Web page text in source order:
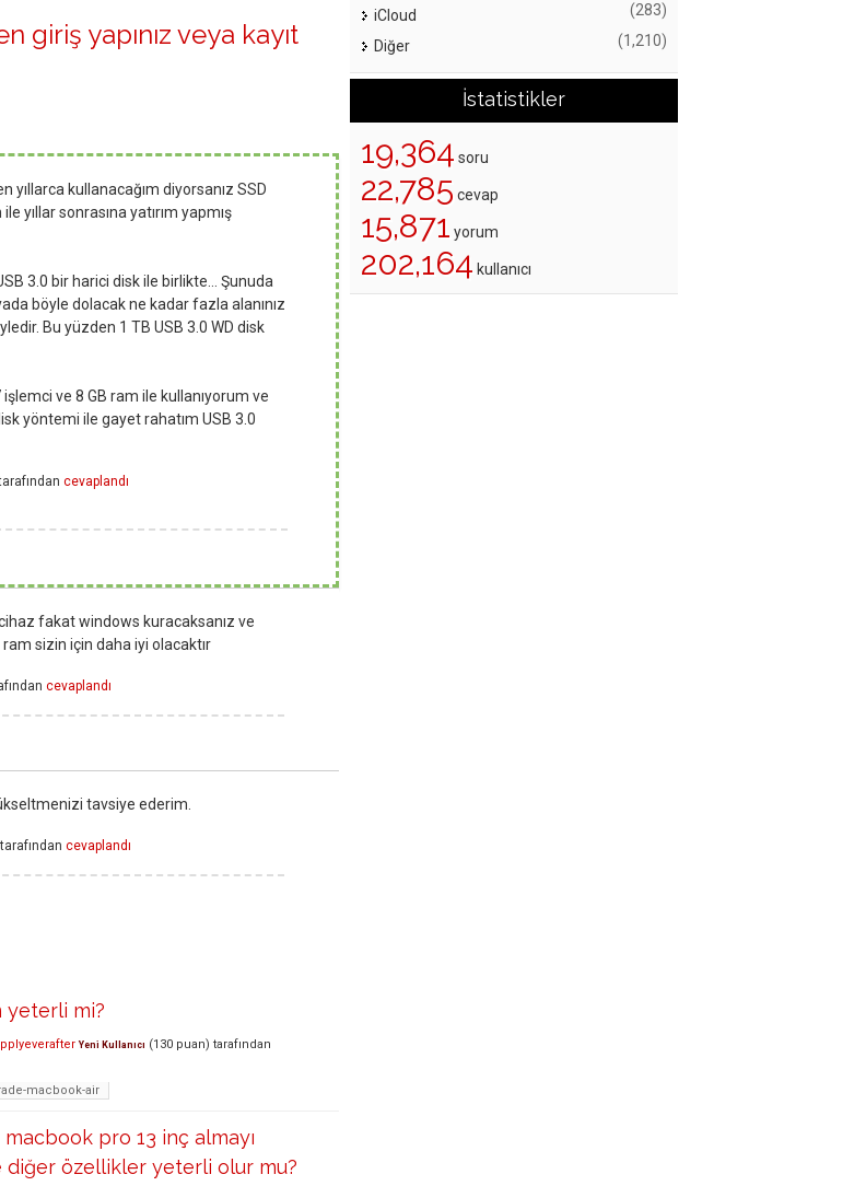
giriş yapınız veya kayıt
kullanacağım diyorsanız SSD
yıllar sonrasına yatırım yapmış
3.0 bir harici disk ile birlikte... Şunuda
böyle dolacak ne kadar fazla alanınız
Bu yüzden 1 TB USB 3.0 WD disk
ve 8 GB ram ile kullanıyorum ve
yöntemi ile gayet rahatım USB 3.0
cevaplandı
fakat windows kuracaksanız ve
sizin için daha iyi olacaktır
cevaplandı
tavsiye ederim.
tarafından cevaplandı
yeterli mi?
Yeni Kullanıcı (130 puan) tarafından
macbook-air
pro 13 inç almayı
diğer özellikler yeterli olur mu?
iCloud (283)
Diğer (1,210)
İstatistikler
19,364 soru
22,785 cevap
15,871 yorum
202,164 kullanıcı